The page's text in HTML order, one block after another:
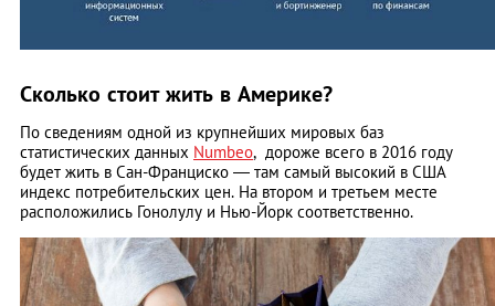
Сколько стоит жить в Америке?
По сведениям одной из крупнейших мировых баз
статистических данных Numbeo, дороже всего в 2016 году
будет жить в Сан-Франциско — там самый высокий в США
индекс потребительских цен. На втором и третьем месте
расположились Гонолулу и Нью-Йорк соответственно.